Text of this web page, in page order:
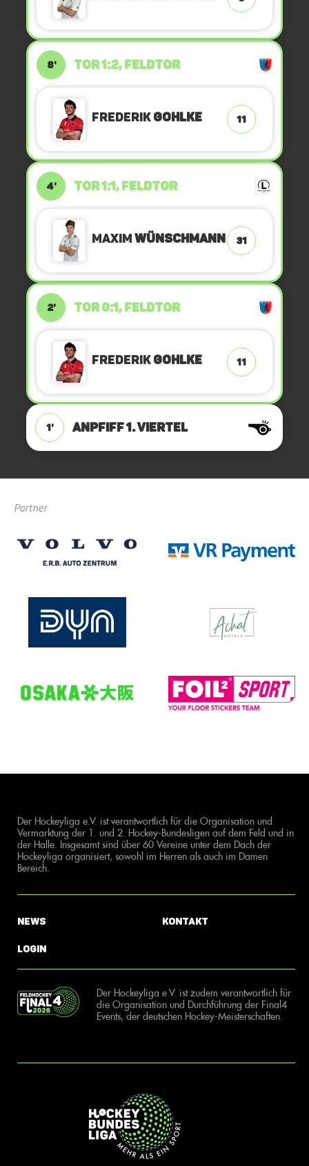
8' TOR 1:2, FELDTOR
FrederikGohlke 11
4' TOR 1:1, FELDTOR
MaximWünschmann 31
2' TOR 0:1, FELDTOR
FrederikGohlke 11
1' ANPFIFF 1. Viertel
Partner
Der Hockeyliga e.V. ist verantwortlich für die Organisation und
Vermarktung der 1. und 2. Hockey-Bundesligen auf dem Feld und in
der Halle. Insgesamt sind über 60 Vereine unter dem Dach der
Hockeyliga organisiert, sowohl im Herren als auch im Damen
Bereich.
News
Login
Kontakt
Der Hockeyliga e.V. ist zudem verantwortlich für
die Organisation und Durchführung der Final4
Events, der deutschen Hockey-Meisterschaften.